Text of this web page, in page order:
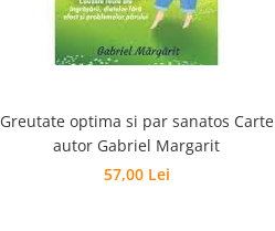
Greutate optima si par sanatos Carte
autor Gabriel Margarit
57,00 Lei